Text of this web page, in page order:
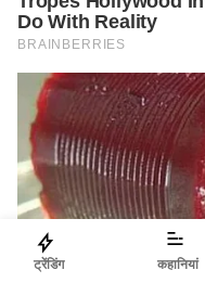
ट्रेंडिंग कहानियां